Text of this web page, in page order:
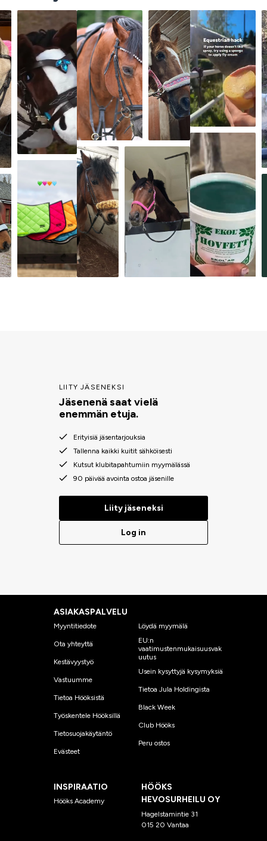
LIITY JÄSENEKSI
Jäsenenä saat vielä
enemmän etuja.
Erityisiä jäsentarjouksia
Tallenna kaikki kuitit sähköisesti
Kutsut klubitapahtumiin myymälässä
90 päivää avointa ostoa jäsenille
Liity jäseneksi
Log in
ASIAKASPALVELU
Myyntitiedote
Ota yhteyttä
Kestävyystyö
Vastuumme
Tietoa Hööksistä
Työskentele Hööksillä
Tietosuojakäytäntö
Evästeet
Löydä myymälä
EU:n
vaatimustenmukaisuusvak
uutus
Usein kysyttyjä kysymyksiä
Tietoa Jula Holdingista
Black Week
Club Hööks
Peru ostos
INSPIRAATIO
Hööks Academy
HÖÖKS
HEVOSURHEILU OY
Hagelstamintie 31
015 20 Vantaa